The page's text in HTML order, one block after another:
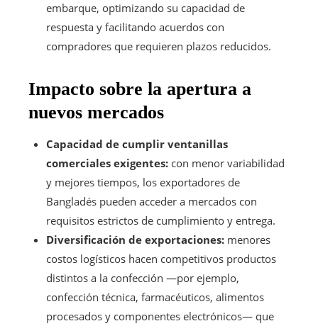
embarque, optimizando su capacidad de
respuesta y facilitando acuerdos con
compradores que requieren plazos reducidos.
Impacto sobre la apertura a
nuevos mercados
Capacidad de cumplir ventanillas
comerciales exigentes: con menor variabilidad
y mejores tiempos, los exportadores de
Bangladés pueden acceder a mercados con
requisitos estrictos de cumplimiento y entrega.
Diversificación de exportaciones: menores
costos logísticos hacen competitivos productos
distintos a la confección —por ejemplo,
confección técnica, farmacéuticos, alimentos
procesados y componentes electrónicos— que